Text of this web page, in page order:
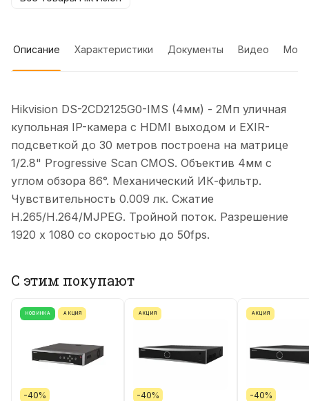
Описание Характеристики Документы Видео
Hikvision DS-2CD2125G0-IMS (4мм) - 2Мп уличная
купольная IP-камера с HDMI выходом и EXIR-
подсветкой до 30 метров построена на матрице
1/2.8" Progressive Scan CMOS. Объектив 4мм с
углом обзора 86°. Механический ИК-фильтр.
Чувствительность 0.009 лк. Сжатие
H.265/H.264/MJPEG. Тройной поток. Разрешение
1920 x 1080 со скоростью до 50fps.
С этим покупают
НОВИНКА АКЦИЯ
-40%
АКЦИЯ
-40%
АКЦИЯ
-40%